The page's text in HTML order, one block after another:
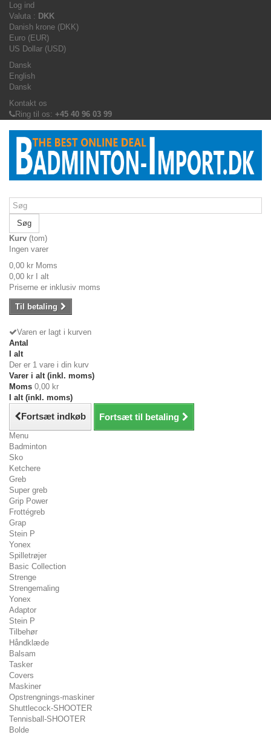
Log ind
Valuta : DKK
Danish krone (DKK)
Euro (EUR)
US Dollar (USD)
Dansk
English
Dansk
Kontakt os
Ring til os: +45 40 96 03 99
Søg
Kurv (tom)
Ingen varer
0,00 kr Moms
0,00 kr I alt
Priserne er inklusiv moms
Til betaling
Varen er lagt i kurven
Antal
I alt
Der er 1 vare i din kurv
Varer i alt (inkl. moms)
Moms 0,00 kr
I alt (inkl. moms)
Fortsæt indkøb Fortsæt til betaling
Menu
Badminton
Sko
Ketchere
Greb
Super greb
Grip Power
Frottégreb
Grap
Stein P
Yonex
Spilletrøjer
Basic Collection
Strenge
Strengemaling
Yonex
Adaptor
Stein P
Tilbehør
Håndklæde
Balsam
Tasker
Covers
Maskiner
Opstrengnings-maskiner
Shuttlecock-SHOOTER
Tennisball-SHOOTER
Bolde